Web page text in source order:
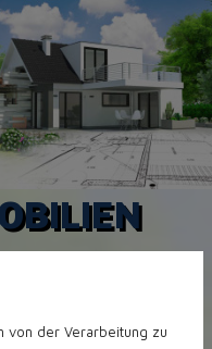
oder vermieten,
von der Verarbeitung zu